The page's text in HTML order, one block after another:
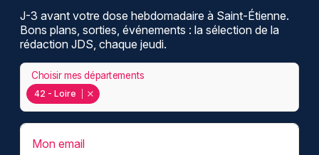
J-3 avant votre dose hebdomadaire à Saint-Étienne.
Bons plans, sorties, événements : la sélection de la
rédaction JDS, chaque jeudi.
42 - Loire
Choisir mes départements
Mon email